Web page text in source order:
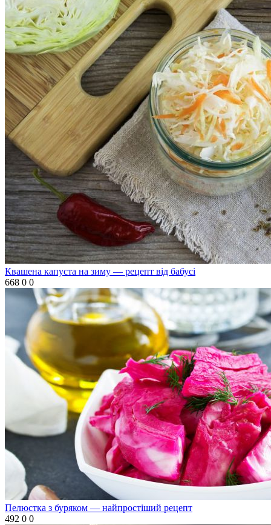
Квашена капуста на зиму — рецепт від бабусі
668 0 0
Пелюстка з буряком — найпростіший рецепт
492 0 0